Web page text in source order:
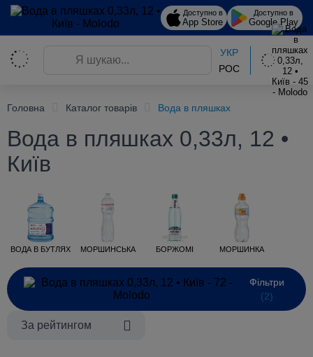
Доступно в
App Store
Доступно в
Google Play
УКР
РОС
Головна Каталог товарів Вода в пляшках
Вода в пляшках 0,33л, 12 •
Київ
ВОДА В БУТЛЯХ МОРШИНСЬКА БОРЖОМІ МОРШИНКА
Фільтри
(2)
За рейтингом